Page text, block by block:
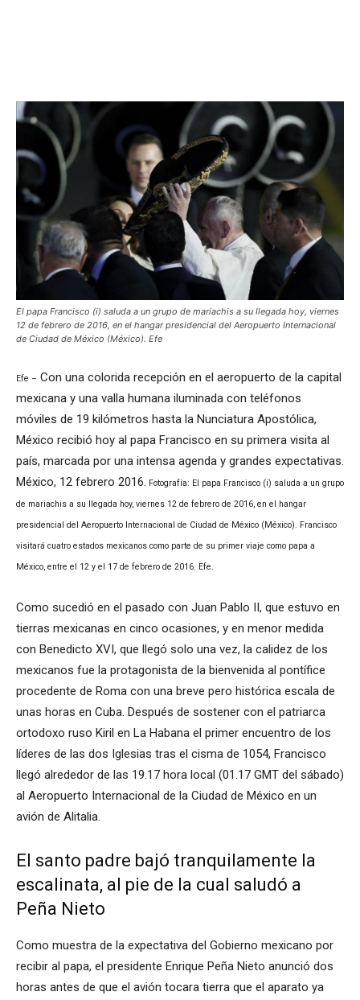
El papa Francisco (i) saluda a un grupo de mariachis a su llegada hoy, viernes
12 de febrero de 2016, en el hangar presidencial del Aeropuerto Internacional
de Ciudad de México (México). Efe
Efe – Con una colorida recepción en el aeropuerto de la capital
mexicana y una valla humana iluminada con teléfonos
móviles de 19 kilómetros hasta la Nunciatura Apostólica,
México recibió hoy al papa Francisco en su primera visita al
país, marcada por una intensa agenda y grandes expectativas.
México, 12 febrero 2016. Fotografía: El papa Francisco (i) saluda a un grupo
de mariachis a su llegada hoy, viernes 12 de febrero de 2016, en el hangar
presidencial del Aeropuerto Internacional de Ciudad de México (México). Francisco
visitará cuatro estados mexicanos como parte de su primer viaje como papa a
México, entre el 12 y el 17 de febrero de 2016. Efe.
Como sucedió en el pasado con Juan Pablo II, que estuvo en
tierras mexicanas en cinco ocasiones, y en menor medida
con Benedicto XVI, que llegó solo una vez, la calidez de los
mexicanos fue la protagonista de la bienvenida al pontífice
procedente de Roma con una breve pero histórica escala de
unas horas en Cuba. Después de sostener con el patriarca
ortodoxo ruso Kiril en La Habana el primer encuentro de los
líderes de las dos Iglesias tras el cisma de 1054, Francisco
llegó alrededor de las 19.17 hora local (01.17 GMT del sábado)
al Aeropuerto Internacional de la Ciudad de México en un
avión de Alitalia.
El santo padre bajó tranquilamente la
escalinata, al pie de la cual saludó a
Peña Nieto
Como muestra de la expectativa del Gobierno mexicano por
recibir al papa, el presidente Enrique Peña Nieto anunció dos
horas antes de que el avión tocara tierra que el aparato ya